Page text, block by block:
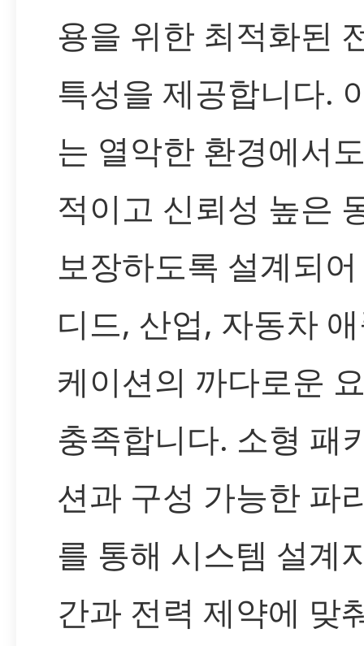
용을 위한 최적화된
특성을 제공합니다.
는 열악한 환경에서
적이고 신뢰성 높은
보장하도록 설계되
디드, 산업, 자동차
케이션의 까다로운
충족합니다. 소형 패
션과 구성 가능한 파
를 통해 시스템 설계
간과 전력 제약에 맞